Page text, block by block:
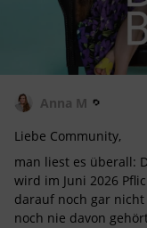
Anna M
Liebe Community,
man liest es überall:
wird im Juni 2026
darauf noch gar
noch nie davon